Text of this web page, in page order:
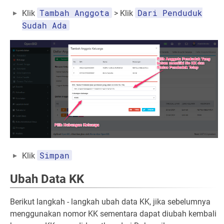
Klik Tambah Anggota > Klik Dari Penduduk
Sudah Ada
Klik Simpan
Ubah Data KK
Berikut langkah - langkah ubah data KK, jika sebelumnya
menggunakan nomor KK sementara dapat diubah kembali